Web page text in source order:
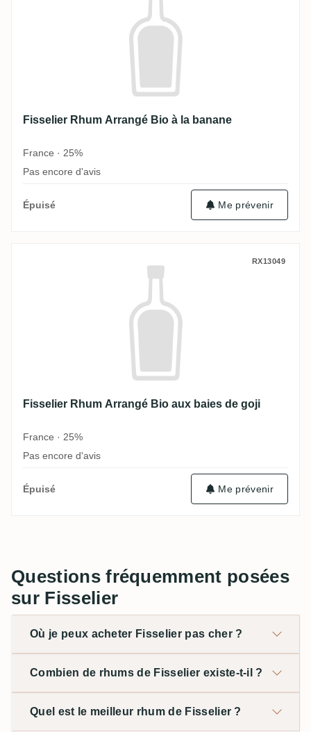
Fisselier Rhum Arrangé Bio à la banane
France · 25%
Pas encore d'avis
Épuisé Me prévenir
Fisselier Rhum Arrangé Bio aux baies de
RX13049
Fisselier Rhum Arrangé Bio aux baies de goji
France · 25%
Pas encore d'avis
Épuisé Me prévenir
Questions fréquemment posées
sur Fisselier
Où je peux acheter Fisselier pas cher ?
Combien de rhums de Fisselier existe-t-il ?
Quel est le meilleur rhum de Fisselier ?